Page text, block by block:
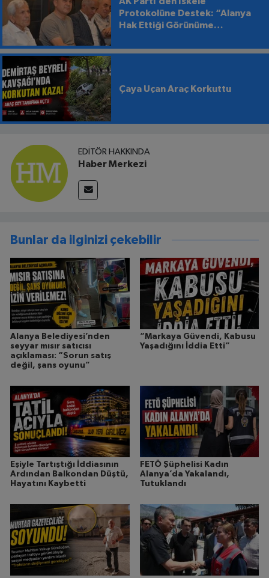
Protokolüne Destek: “Alanya
Hak Ettiği Görünüme
Çaya Uçan Araç Korkuttu
EDITÖR HAKKINDA
Haber Merkezi
Bunlar da ilginizi çekebilir
Alanya Belediyesi’nden
seyyar mısır satıcısı
açıklaması: “Sorun satış
değil, şans oyunu”
“Markaya Güvendi, Kabusu
Yaşadığını İddia Etti”
Eşiyle Tartıştığı İddiasının
Ardından Balkondan Düştü,
Hayatını Kaybetti
FETÖ Şüphelisi Kadın
Alanya’da Yakalandı,
Tutuklandı